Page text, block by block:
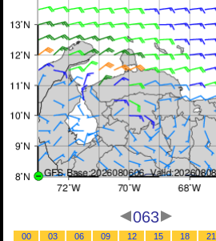
063
00 03 06 09 12 15 18
21